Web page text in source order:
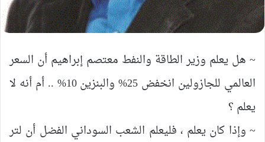
‏~ هل يعلم وزير الطاقة والنفط معتصم إبراهيم أن السعر
العالمي للجازولين انخفض 25% والبنزين 10% .. أم أنه لا
يعلم ؟
~ وإذا كان يعلم ، فليعلم الشعب السوداني الفضل أن لتر